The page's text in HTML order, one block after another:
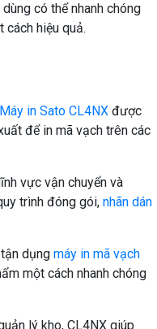
có thể nhanh chóng
cách hiệu quả.
Máy in Sato CL4NX được
để in mã vạch trên các
vực vận chuyển và
trình đóng gói, nhãn dán
dụng máy in mã vạch
một cách nhanh chóng
lý kho, CL4NX giúp